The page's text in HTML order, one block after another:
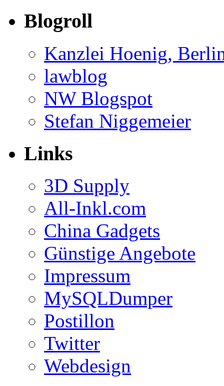
Blogroll
Kanzlei Hoenig,
lawblog
NW Blogspot
Stefan Niggemeier
Links
3D Supply
All-Inkl.com
China Gadgets
Günstige Angebote
Impressum
MySQLDumper
Postillon
Twitter
Webdesign